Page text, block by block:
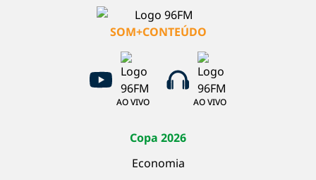
SOM+CONTEÚDO
AO VIVO AO VIVO
Copa 2026
Economia